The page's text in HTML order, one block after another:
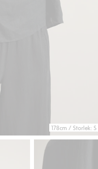
178cm / Storlek: S